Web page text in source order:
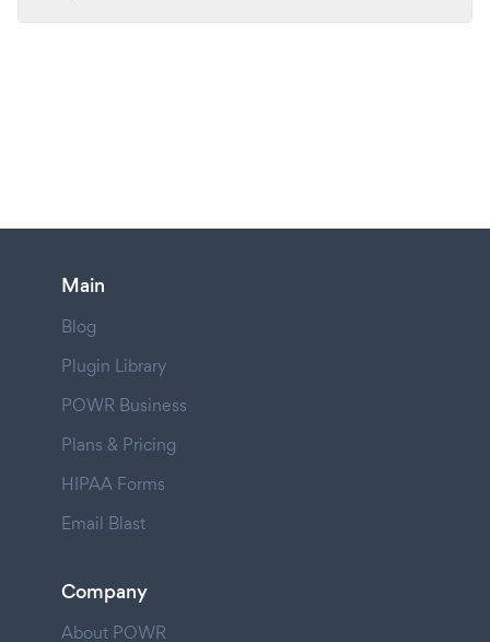
Main
Blog
Plugin Library
POWR Business
Plans & Pricing
HIPAA Forms
Email Blast
Company
About POWR